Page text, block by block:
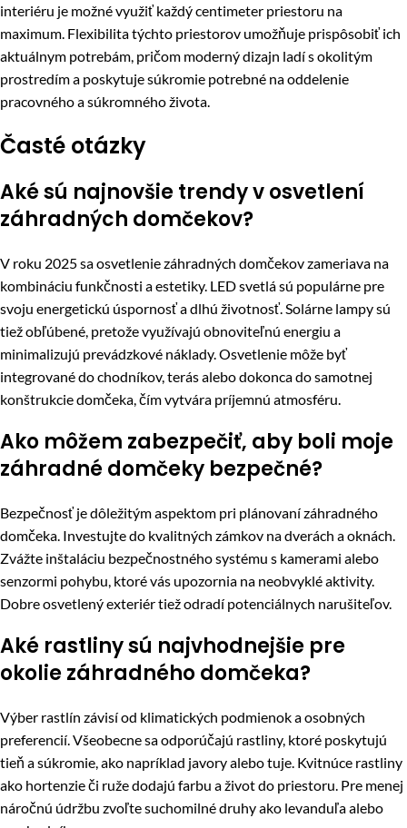
interiéru je možné využiť každý centimeter priestoru na
maximum. Flexibilita týchto priestorov umožňuje prispôsobiť ich
aktuálnym potrebám, pričom moderný dizajn ladí s okolitým
prostredím a poskytuje súkromie potrebné na oddelenie
pracovného a súkromného života.
Časté otázky
Aké sú najnovšie trendy v osvetlení
záhradných domčekov?
V roku 2025 sa osvetlenie záhradných domčekov zameriava na
kombináciu funkčnosti a estetiky. LED svetlá sú populárne pre
svoju energetickú úspornosť a dlhú životnosť. Solárne lampy sú
tiež obľúbené, pretože využívajú obnoviteľnú energiu a
minimalizujú prevádzkové náklady. Osvetlenie môže byť
integrované do chodníkov, terás alebo dokonca do samotnej
konštrukcie domčeka, čím vytvára príjemnú atmosféru.
Ako môžem zabezpečiť, aby boli moje
záhradné domčeky bezpečné?
Bezpečnosť je dôležitým aspektom pri plánovaní záhradného
domčeka. Investujte do kvalitných zámkov na dverách a oknách.
Zvážte inštaláciu bezpečnostného systému s kamerami alebo
senzormi pohybu, ktoré vás upozornia na neobvyklé aktivity.
Dobre osvetlený exteriér tiež odradí potenciálnych narušiteľov.
Aké rastliny sú najvhodnejšie pre
okolie záhradného domčeka?
Výber rastlín závisí od klimatických podmienok a osobných
preferencií. Všeobecne sa odporúčajú rastliny, ktoré poskytujú
tieň a súkromie, ako napríklad javory alebo tuje. Kvitnúce rastliny
ako hortenzie či ruže dodajú farbu a život do priestoru. Pre menej
náročnú údržbu zvoľte suchomilné druhy ako levanduľa alebo